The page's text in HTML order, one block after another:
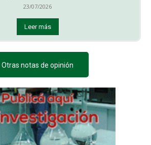
23/07/2026
Leer más
Otras notas de opinión